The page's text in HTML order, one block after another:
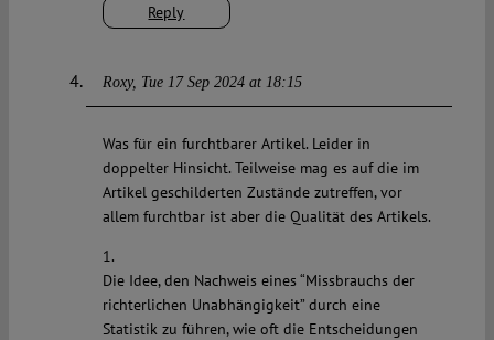
Reply
Roxy Tue 17 Sep 2024 at 18:15
Was für ein furchtbarer Artikel. Leider in
doppelter Hinsicht. Teilweise mag es auf die im
Artikel geschilderten Zustände zutreffen, vor
allem furchtbar ist aber die Qualität des Artikels.
1.
Die Idee, den Nachweis eines “Missbrauchs der
richterlichen Unabhängigkeit” durch eine
Statistik zu führen, wie oft die Entscheidungen